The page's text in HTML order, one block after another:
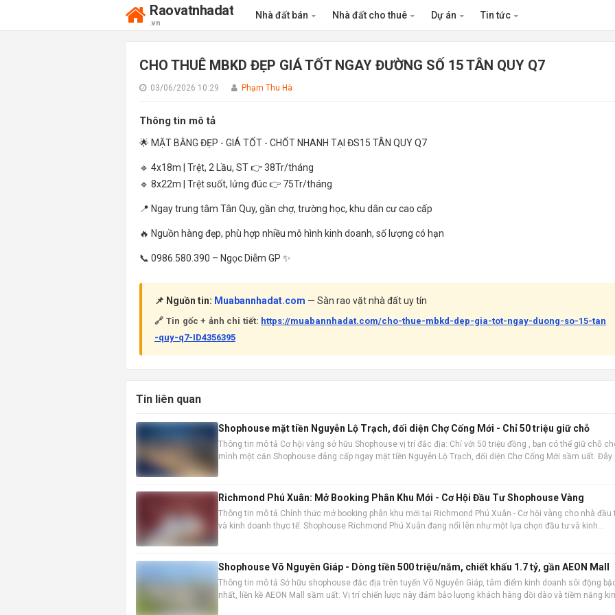
Raovatnhadat
.vn
Nhà đất bán Nhà đất cho thuê Dự án Tin tức
CHO THUÊ MBKD ĐẸP GIÁ TỐT NGAY ĐƯỜNG SỐ 15 TÂN QUY Q7
03/06/2026 10:29 Phạm Thu Hà
Thông tin mô tả
🌟 MẶT BẰNG ĐẸP - GIÁ TỐT - CHỐT NHANH TẠI ĐS15 TÂN QUY Q7
🔹 4x18m | Trệt, 2 Lầu, ST 👉 38Tr/tháng
🔹 8x22m | Trệt suốt, lửng đúc 👉 75Tr/tháng
📍 Ngay trung tâm Tân Quy, gần chợ, trường học, khu dân cư cao cấp
🔥 Nguồn hàng đẹp, phù hợp nhiều mô hình kinh doanh, số lượng có hạn
📞 0986.580.390 – Ngọc Diễm GP ✨
📌 Nguồn tin: Muabannhadat.com — Sàn rao vặt nhà đất uy tín
🔗 Tin gốc + ảnh chi tiết: https://muabannhadat.com/cho-thue-mbkd-dep-gia-tot-ngay-duong-so-15-tan
-quy-q7-ID4356395
Tin liên quan
Shophouse mặt tiền Nguyễn Lộ Trạch, đối diện Chợ Cống Mới - Chỉ 50 triệu giữ chỗ
Thông tin mô tả Cơ hội vàng sở hữu Shophouse vị trí đắc địa: Chỉ với 50 triệu đồng , bạn có thể giữ chỗ
mình một căn Shophouse đẳng cấp ngay mặt tiền Nguyễn Lộ Trạch, đối diện Chợ Cống Mới sầm uất. Đây
Richmond Phú Xuân: Mở Booking Phân Khu Mới - Cơ Hội Đầu Tư Shophouse Vàng
Thông tin mô tả Chính thức mở booking phân khu mới tại Richmond Phú Xuân - Cơ hội vàng cho nhà đầu
và kinh doanh thực tế. Shophouse Richmond Phú Xuân đang nổi lên như một lựa chọn đầu tư và kinh
Shophouse Võ Nguyên Giáp - Dòng tiền 500 triệu/năm, chiết khấu 1.7 tỷ, gần AEON Mall
Thông tin mô tả Sở hữu shophouse đắc địa trên tuyến Võ Nguyên Giáp, tâm điểm kinh doanh sôi động
nhất, liền kề AEON Mall sầm uất. Vị trí chiến lược này đảm bảo lượng khách hàng dồi dào và tiềm năng